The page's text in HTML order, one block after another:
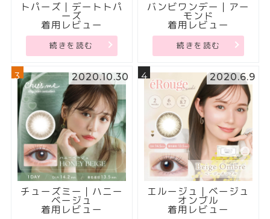
トパーズ｜デートトパ
ーズ
着用レビュー
続きを読む
バンビワンデー｜アー
モンド
着用レビュー
続きを読む
3 2020.10.30
チューズミー｜ハニー
ベージュ
着用レビュー
4 2020.6.9
エルージュ｜ベージュ
オンブル
着用レビュー